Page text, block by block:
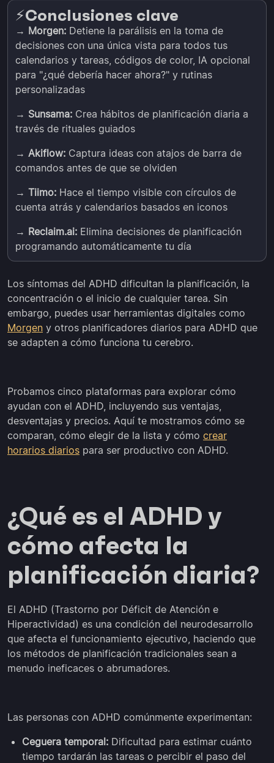
⚡️Conclusiones clave
→ Morgen: Detiene la parálisis en la toma de
decisiones con una única vista para todos tus
calendarios y tareas, códigos de color, IA opcional
para "¿qué debería hacer ahora?" y rutinas
personalizadas
→ Sunsama: Crea hábitos de planificación diaria a
través de rituales guiados
→ Akiflow: Captura ideas con atajos de barra de
comandos antes de que se olviden
→ Tiimo: Hace el tiempo visible con círculos de
cuenta atrás y calendarios basados en iconos
→ Reclaim.ai: Elimina decisiones de planificación
programando automáticamente tu día
Los síntomas del ADHD dificultan la planificación, la
concentración o el inicio de cualquier tarea. Sin
embargo, puedes usar herramientas digitales como
Morgen y otros planificadores diarios para ADHD que
se adapten a cómo funciona tu cerebro.
Probamos cinco plataformas para explorar cómo
ayudan con el ADHD, incluyendo sus ventajas,
desventajas y precios. Aquí te mostramos cómo se
comparan, cómo elegir de la lista y cómo crear
horarios diarios para ser productivo con ADHD.
¿Qué es el ADHD y
cómo afecta la
planificación diaria?
El ADHD (Trastorno por Déficit de Atención e
Hiperactividad) es una condición del neurodesarrollo
que afecta el funcionamiento ejecutivo, haciendo que
los métodos de planificación tradicionales sean a
menudo ineficaces o abrumadores.
Las personas con ADHD comúnmente experimentan:
Ceguera temporal: Dificultad para estimar cuánto
tiempo tardarán las tareas o percibir el paso del